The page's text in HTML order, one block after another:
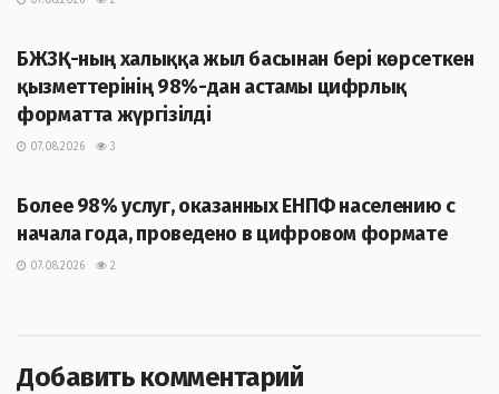
БЖЗҚ-ның халыққа жыл басынан бері көрсеткен
қызметтерінің 98%-дан астамы цифрлық
форматта жүргізілді
07.08.2026
3
Более 98% услуг, оказанных ЕНПФ населению с
начала года, проведено в цифровом формате
07.08.2026 2
Добавить комментарий